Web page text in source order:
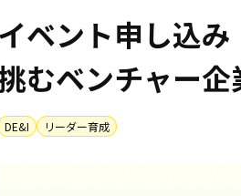
メンタープログラム
よる女性リーダー育成
職・経営層メンタリング
イベント申し込
むベンチャー企
DE&I リーダー育成